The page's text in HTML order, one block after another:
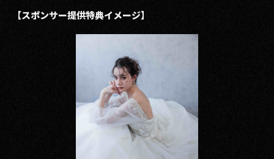
【スポンサー提供特典イメージ】